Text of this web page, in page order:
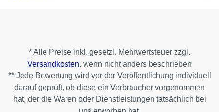
* Alle Preise inkl. gesetzl. Mehrwertsteuer zzgl.
Versandkosten, wenn nicht anders beschrieben
** Jede Bewertung wird vor der Veröffentlichung individuell
darauf geprüft, ob diese ein Verbraucher vorgenommen
hat, der die Waren oder Dienstleistungen tatsächlich bei